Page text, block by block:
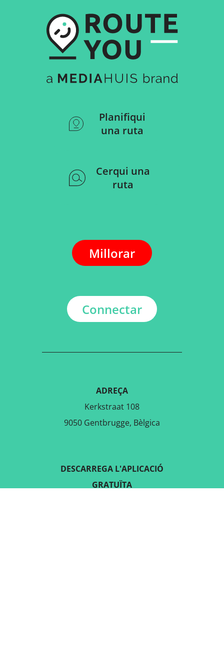
Planifiqui
una ruta
Cerqui una
ruta
Millorar
Connectar
ADREÇA
Kerkstraat 108
9050 Gentbrugge, Bèlgica
DESCARREGA L'APLICACIÓ
GRATUÏTA